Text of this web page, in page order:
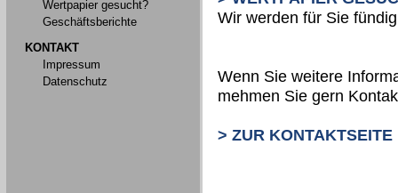
Wertpapier gesucht?
Geschäftsberichte
KONTAKT
Impressum
Datenschutz
Wir werden für Sie
Wenn Sie weitere
mehmen Sie gern
> ZUR KONTAKTSEITE